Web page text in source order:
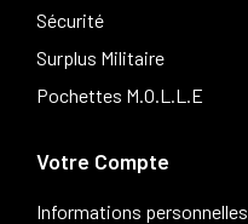
Sécurité
Surplus Militaire
Pochettes M.O.L.L.E
Votre Compte
Informations personnelles